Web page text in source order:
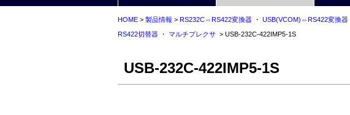
HOME > 製品情報 > RS232C⇔RS422変換器 ・ USB(VCOM)⇔RS422変換器
RS422切替器 ・ マルチプレクサ > USB-232C-422IMP5-1S
USB-232C-422IMP5-1S